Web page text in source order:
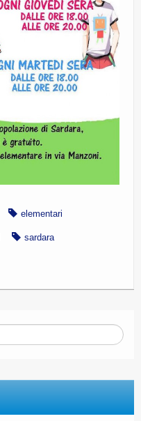
elementari
sardara